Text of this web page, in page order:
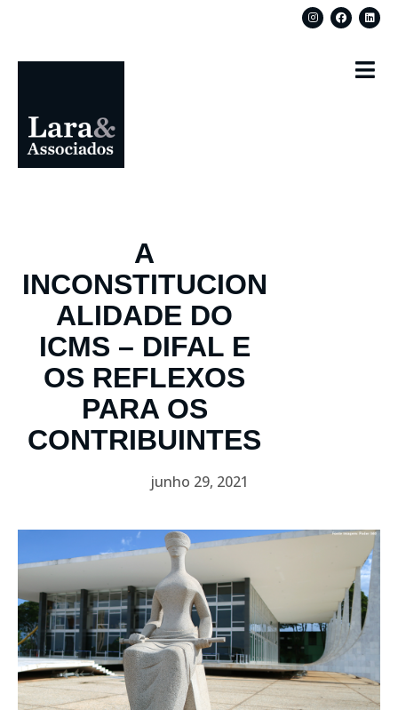
A
INCONSTITUCION
ALIDADE DO
ICMS – DIFAL E
OS REFLEXOS
PARA OS
CONTRIBUINTES
junho 29, 2021